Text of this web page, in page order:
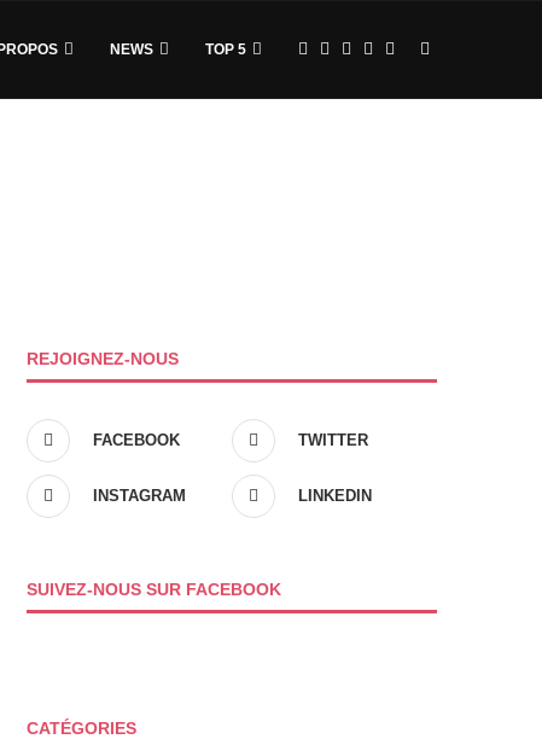
NEWS TOP 5
REJOIGNEZ-NOUS
FACEBOOK TWITTER
INSTAGRAM LINKEDIN
SUIVEZ-NOUS SUR FACEBOOK
CATÉGORIES